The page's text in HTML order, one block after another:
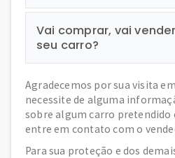
Vai comprar, vai
seu carro?
Agradecemos por sua visita
necessite de alguma
sobre algum carro pretendido
entre em contato com o
Para sua proteção e dos